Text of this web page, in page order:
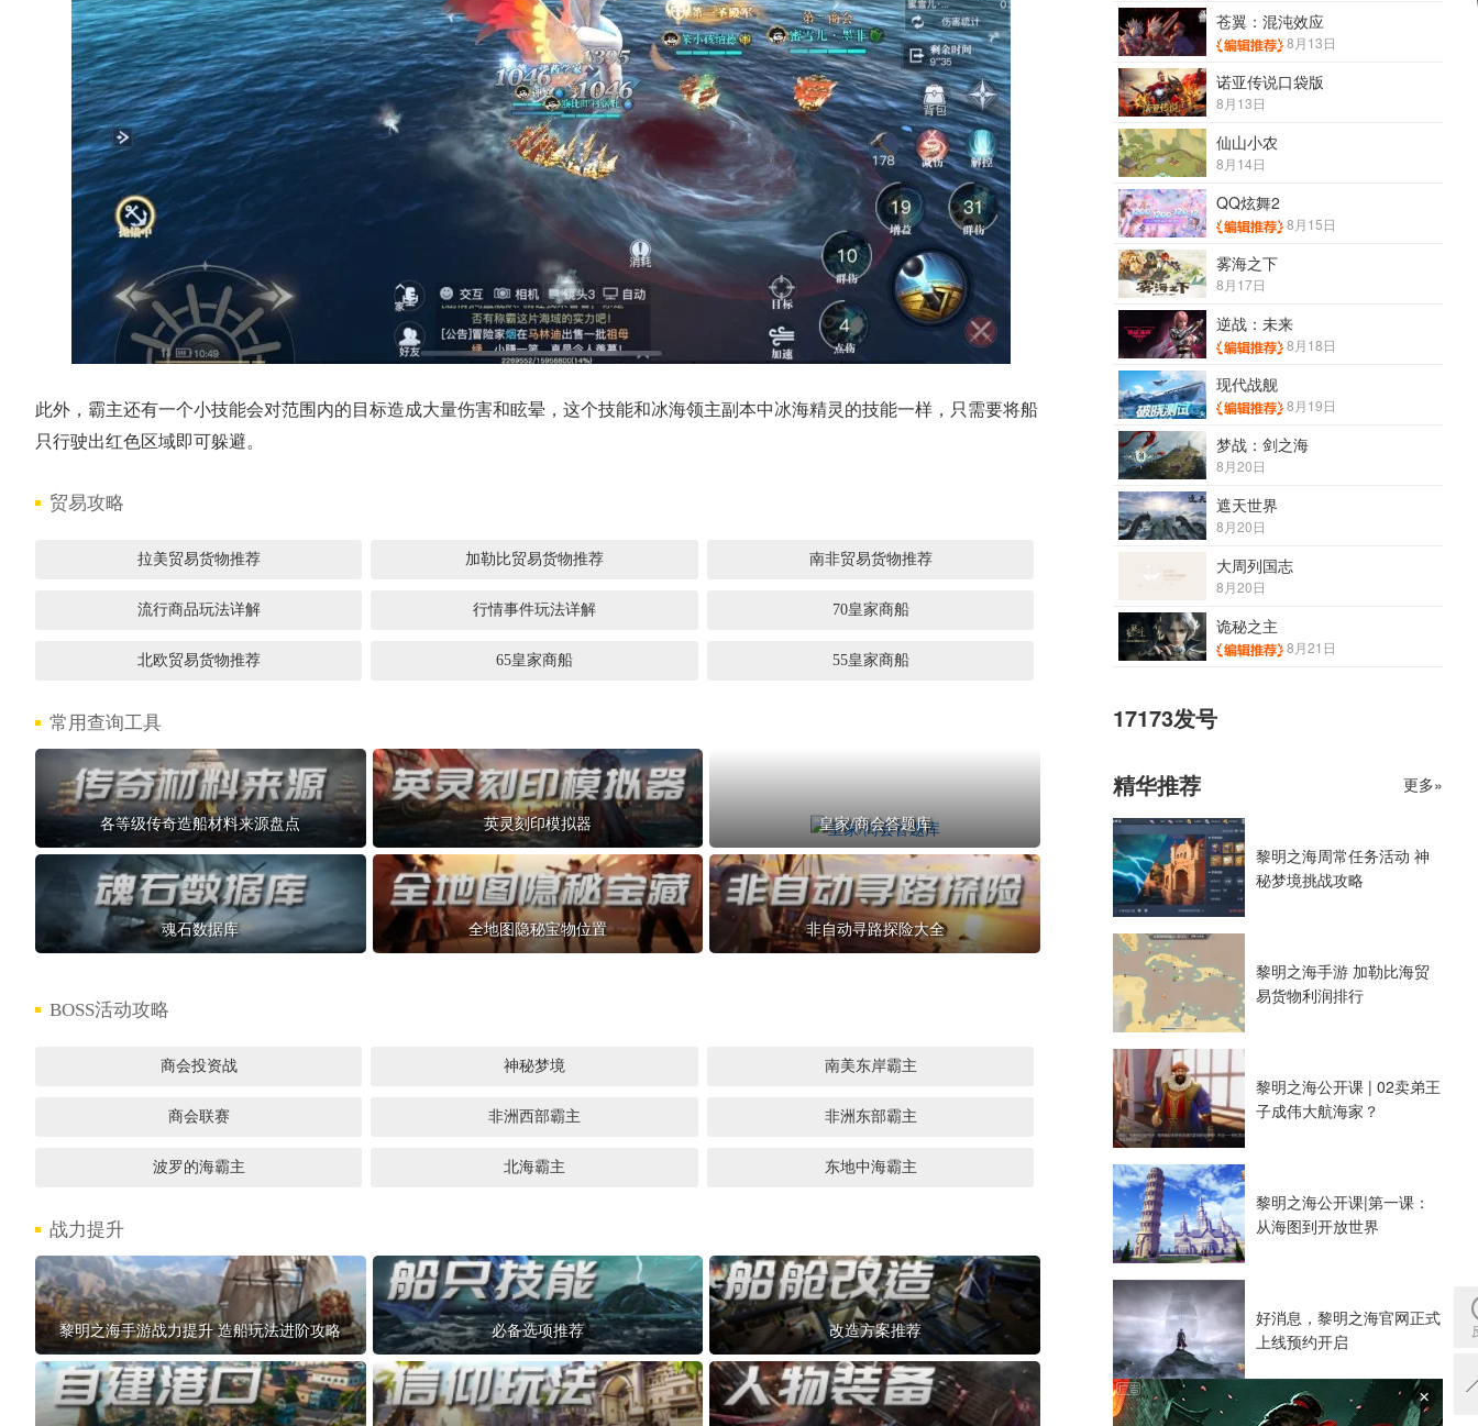
此外，霸主还有一个小技能会对范围内的目标造成大量伤害和眩晕，这个技能和冰海领主副本中冰海精灵的技能一样，只需要将船
只行驶出红色区域即可躲避。
贸易攻略
拉美贸易货物推荐 加勒比贸易货物推荐 南非贸易货物推荐
流行商品玩法详解 行情事件玩法详解 70皇家商船
北欧贸易货物推荐 65皇家商船 55皇家商船
常用查询工具
各等级传奇造船材料来源盘点 英灵刻印模拟器 皇家/商会答题库
魂石数据库 全地图隐秘宝物位置 非自动寻路探险大全
BOSS活动攻略
商会投资战 神秘梦境 南美东岸霸主
商会联赛 非洲西部霸主 非洲东部霸主
波罗的海霸主 北海霸主 东地中海霸主
战力提升
黎明之海手游战力提升 造船玩法进阶攻略 必备选项推荐 改造方案推荐
苍翼：混沌效应
8月13日
诺亚传说口袋版
8月13日
仙山小农
8月14日
QQ炫舞2
8月15日
雾海之下
8月17日
逆战：未来
8月18日
现代战舰
8月19日
梦战：剑之海
8月20日
遮天世界
8月20日
大周列国志
8月20日
诡秘之主
8月21日
17173发号
精华推荐 更多»
黎明之海周常任务活动 神
秘梦境挑战攻略
黎明之海手游 加勒比海贸
易货物利润排行
黎明之海公开课 | 02卖弟王
子成伟大航海家？
黎明之海公开课|第一课：
从海图到开放世界
好消息，黎明之海官网正式
上线预约开启
×